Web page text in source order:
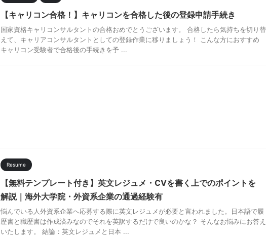
【キャリコン合格！】キャリコンを合格した後の登録申請手続き
国家資格キャリコンサルタントの合格おめでとうございます。 合格したら気持ちを切り替
えて、キャリアコンサルタントとしての登録作業に移りましょう！ こんな方におすすめ
キャリコン受験者で合格後の手続きを予 ...
Resume
【無料テンプレート付き】英文レジュメ・CVを書く上でのポイントを
解説｜海外大学院・外資系企業の通過経験有
悩んでいる人外資系企業へ応募する際に英文レジュメが必要と言われました。日本語で履
歴書と職歴書は作成済みなのでそれを英訳するだけで良いのかな？ そんなお悩みにお答え
いたします。 結論：英文レジュメと日本 ...